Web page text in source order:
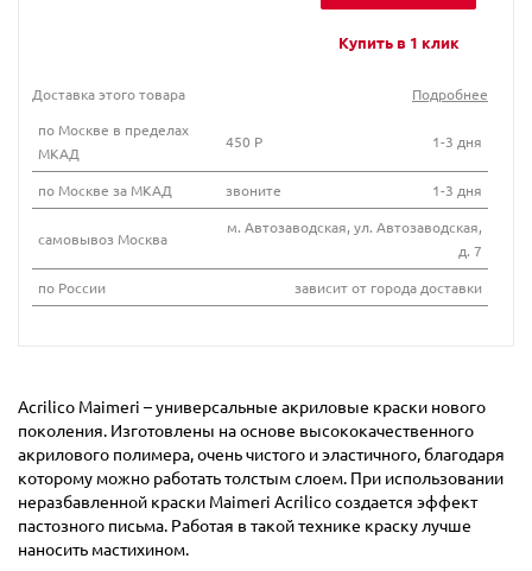
Купить в 1 клик
Доставка этого товара
Подробнее
по Москве в пределах
МКАД
450 Р 1-3 дня
по Москве за МКАД звоните 1-3 дня
самовывоз Москва
м. Автозаводская, ул. Автозаводская,
д. 7
по России
зависит от города доставки
Acrilico Maimeri – универсальные акриловые краски нового
поколения. Изготовлены на основе высококачественного
акрилового полимера, очень чистого и эластичного, благодаря
которому можно работать толстым слоем. При использовании
неразбавленной краски Maimeri Acrilico создается эффект
пастозного письма. Работая в такой технике краску лучше
наносить мастихином.